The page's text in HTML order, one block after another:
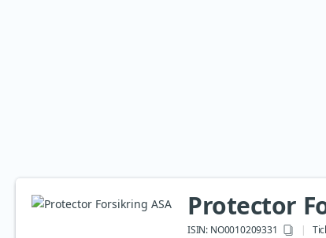
Protector
ISIN: NO0010209331